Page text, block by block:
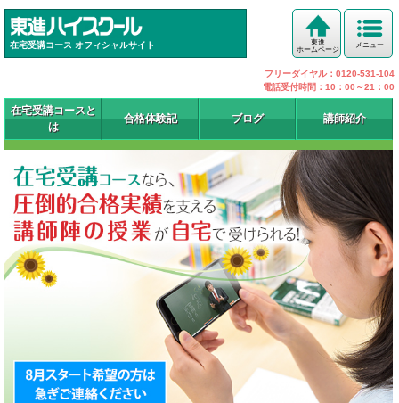
在宅受講コース オフィシャルサイト メニュー
東進
ホームページ
フリーダイヤル：0120-531-104
電話受付時間：10：00～21：00
在宅受講コースと
は
合格体験記 ブログ 講師紹介